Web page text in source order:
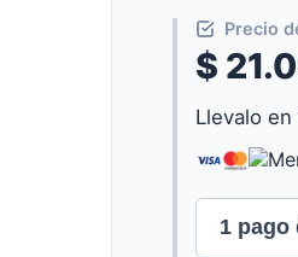
Precio
$
Llevalo en